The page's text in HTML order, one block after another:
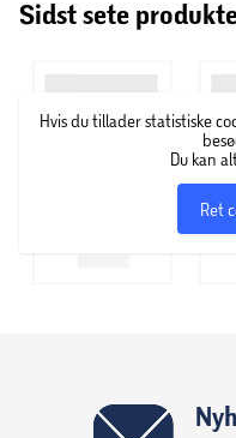
Sidst sete
Hvis du tillader statistiske
Du kan
Ret